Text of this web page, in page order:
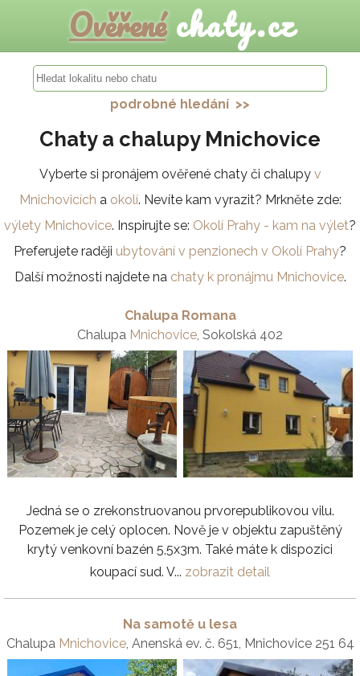
Ověřenéchaty.cz
podrobné hledání >>
Chaty a chalupy Mnichovice
Vyberte si pronájem ověřené chaty či chalupy v
Mnichovicích a okolí. Nevíte kam vyrazit? Mrkněte zde:
výlety Mnichovice. Inspirujte se: Okolí Prahy - kam na výlet?
Preferujete raději ubytování v penzionech v Okolí Prahy?
Další možnosti najdete na chaty k pronájmu Mnichovice.
Chalupa Romana
Chalupa Mnichovice, Sokolská 402
Jedná se o zrekonstruovanou prvorepublikovou vilu.
Pozemek je celý oplocen. Nově je v objektu zapuštěný
krytý venkovní bazén 5,5x3m. Také máte k dispozici
koupací sud. V... zobrazit detail
Na samotě u lesa
Chalupa Mnichovice, Anenská ev. č. 651, Mnichovice 251 64